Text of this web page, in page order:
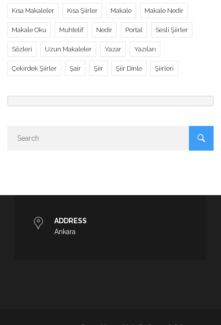
Kısa Makaleler Kısa Şiirler Makale Makale Nedir
Makale Oku Muhtelif Nedir Portal Sesli Şiirler
Sözleri Uzun Makaleler Yazar Yazıları
Çekirdek Şiirler Şair Şiir Şiir Dinle Şiirleri
ADDRESS
Ankara